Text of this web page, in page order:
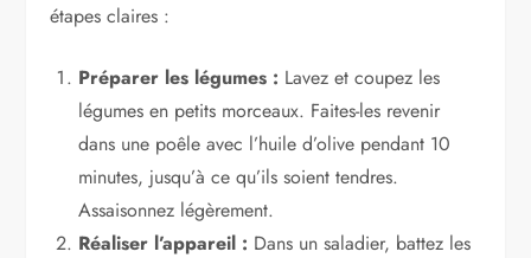
étapes claires :
Préparer les légumes : Lavez et coupez les
légumes en petits morceaux. Faites-les revenir
dans une poêle avec l’huile d’olive pendant 10
minutes, jusqu’à ce qu’ils soient tendres.
Assaisonnez légèrement.
Réaliser l’appareil : Dans un saladier, battez les